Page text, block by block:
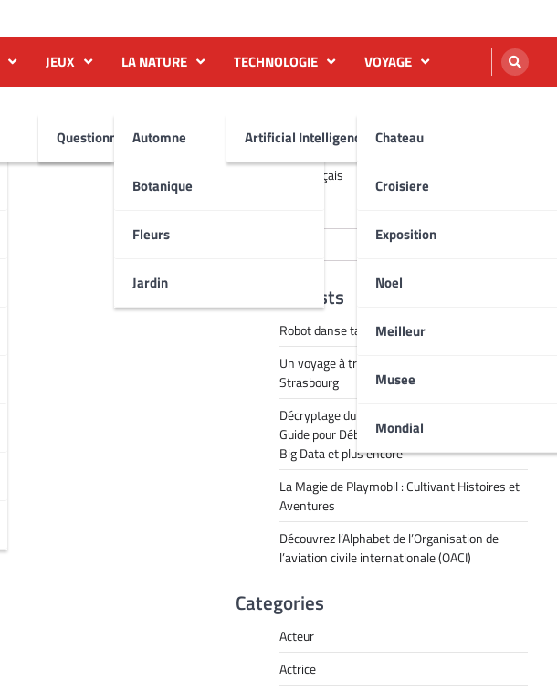
JEUX
Questionnaire
LA NATURE
Automne
Botanique
Fleurs
Jardin
TECHNOLOGIE
Artificial Intelligence AI
VOYAGE
Chateau
Croisiere
Exposition
Noel
Meilleur
Musee
Mondial
English
Français
Recent Posts
Robot danse tai chi vidéo
Un voyage à travers la magie de Noël à
Strasbourg
Décryptage du Jargon Technologique : Un
Guide pour Débutants sur le RPA, l’IA, l’API, le
Big Data et plus encore
La Magie de Playmobil : Cultivant Histoires et
Aventures
Découvrez l’Alphabet de l’Organisation de
l’aviation civile internationale (OACI)
Categories
Acteur
Actrice